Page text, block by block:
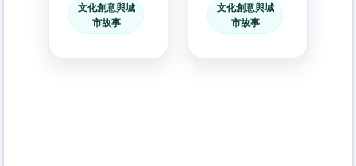
文化創意與城
市故事
文化創意與城
市故事